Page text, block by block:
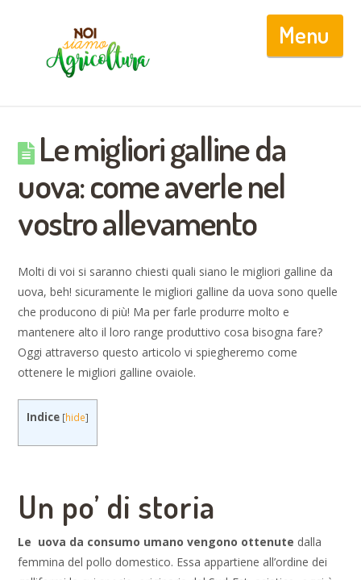
Le migliori galline da
uova: come averle nel
vostro allevamento
Molti di voi si saranno chiesti quali siano le migliori galline da
uova, beh! sicuramente le migliori galline da uova sono quelle
che producono di più! Ma per farle produrre molto e
mantenere alto il loro range produttivo cosa bisogna fare?
Oggi attraverso questo articolo vi spiegheremo come
ottenere le migliori galline ovaiole.
Indice [hide]
Un po’ di storia
Le uova da consumo umano vengono ottenute dalla
femmina del pollo domestico. Essa appartiene all’ordine dei